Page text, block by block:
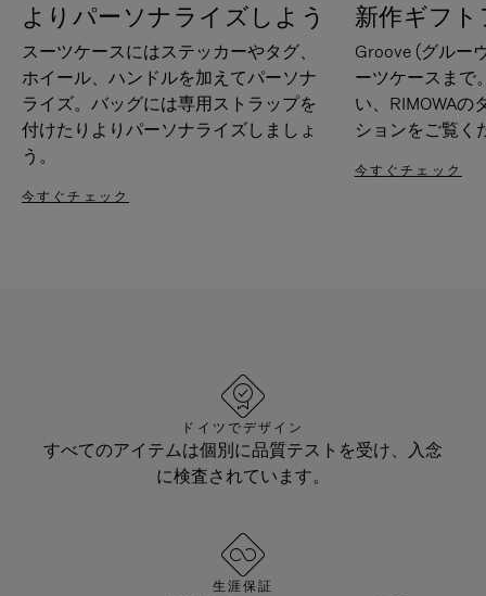
よりパーソナライズしよう
スーツケースにはステッカーやタグ、
ホイール、ハンドルを加えてパーソナ
ライズ。バッグには専用ストラップを
付けたりよりパーソナライズしましょ
う。
今すぐチェック
新作ギフ
Groove (グルー
ーツケースまで
い、RIMOWAの
ションをご覧く
今すぐチェック
ドイツでデザイン
すべてのアイテムは個別に品質テストを受け、入念
に検査されています。
生涯保証